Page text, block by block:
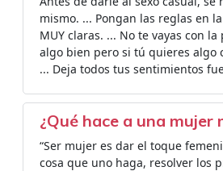
mismo. ... Pongan las reglas en
MUY claras. ... No te vayas con
algo bien pero si tú quieres algo
... Deja todos tus sentimientos
¿Qué hace a una mujer
“Ser mujer es dar el toque
cosa que uno haga, resolver los